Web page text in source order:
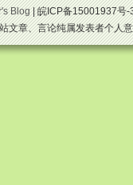
Blog| 皖ICP备15001937号
文章、言论纯属发表者个人